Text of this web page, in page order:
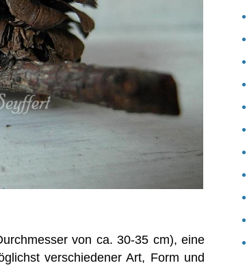
von ca. 30-35 cm), eine
verschiedener Art, Form und